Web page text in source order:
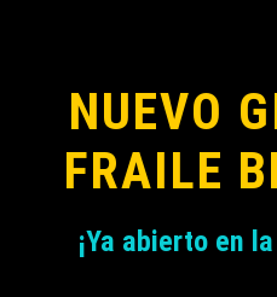
NUEVO
FRAILE
¡Ya abierto en